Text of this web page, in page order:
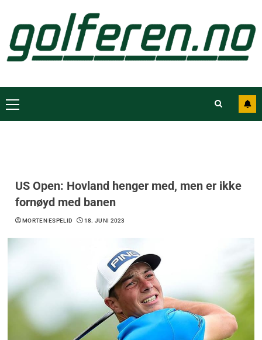
US Open: Hovland henger med, men er ikke
fornøyd med banen
MORTEN ESPELID 18. JUNI 2023